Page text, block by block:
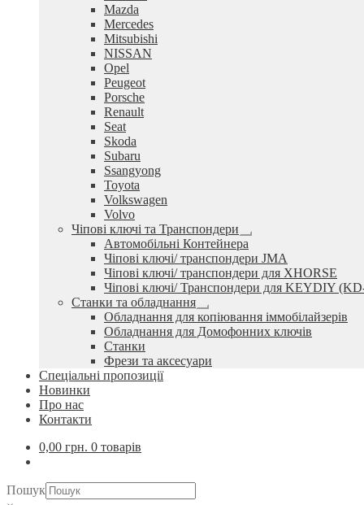
Mazda
Mercedes
Mitsubishi
NISSAN
Opel
Peugeot
Porsche
Renault
Seat
Skoda
Subaru
Ssangyong
Toyota
Volkswagen
Volvo
Чіпові ключі та Транспондери
Розгорнуте
вкладене
меню
Автомобільні Контейнера
Чіпові ключі/ транспондери JMA
Чіпові ключі/ транспондери для XHORSE
Чіпові ключі/ Транспондери для KEYDIY
Станки та обладнання
Розгорнуте
вкладене
меню
Обладнання для копіювання іммобілайзерів
Обладнання для Домофонних ключів
Станки
Фрези та аксесуари
Спеціальні пропозиції
Новинки
Про нас
Контакти
0,00 грн. 0 товарів
Пошук